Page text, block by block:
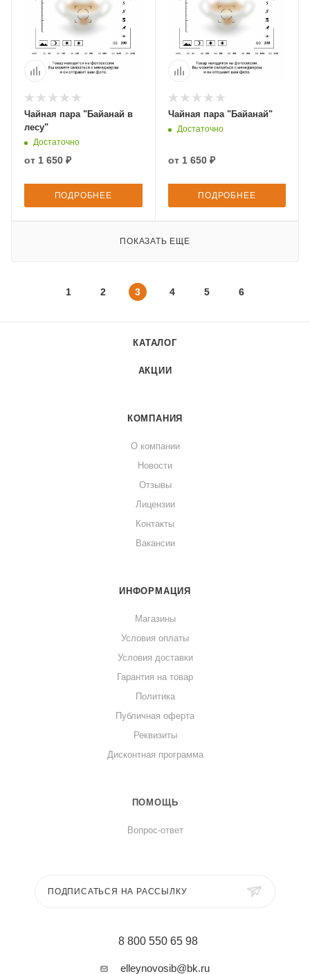
Чайная пара "Байанай в
лесу"
Достаточно
от 1 650 ₽
ПОДРОБНЕЕ
Чайная пара "Байанай"
Достаточно
от 1 650 ₽
ПОДРОБНЕЕ
ПОКАЗАТЬ ЕЩЕ
1 2 3 4 5 6
КАТАЛОГ
АКЦИИ
КОМПАНИЯ
О компании
Новости
Отзывы
Лицензии
Контакты
Вакансии
ИНФОРМАЦИЯ
Магазины
Условия оплаты
Условия доставки
Гарантия на товар
Политика
Публичная оферта
Реквизиты
Дисконтная программа
ПОМОЩЬ
Вопрос-ответ
ПОДПИСАТЬСЯ НА РАССЫЛКУ
8 800 550 65 98
elleynovosib@bk.ru